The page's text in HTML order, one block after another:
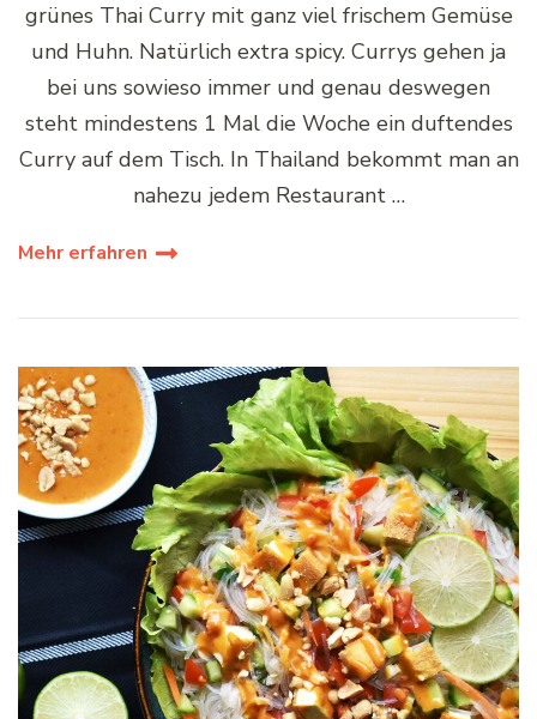
grünes Thai Curry mit ganz viel frischem Gemüse
und Huhn. Natürlich extra spicy. Currys gehen ja
bei uns sowieso immer und genau deswegen
steht mindestens 1 Mal die Woche ein duftendes
Curry auf dem Tisch. In Thailand bekommt man an
nahezu jedem Restaurant …
Mehr erfahren